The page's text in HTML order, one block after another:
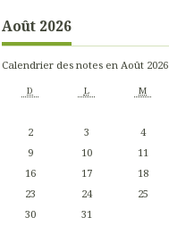
Août 2026
Calendrier des notes en Août 2026
D L M
2
3 4
9
10 11
16
17 18
23
24 25
30
31